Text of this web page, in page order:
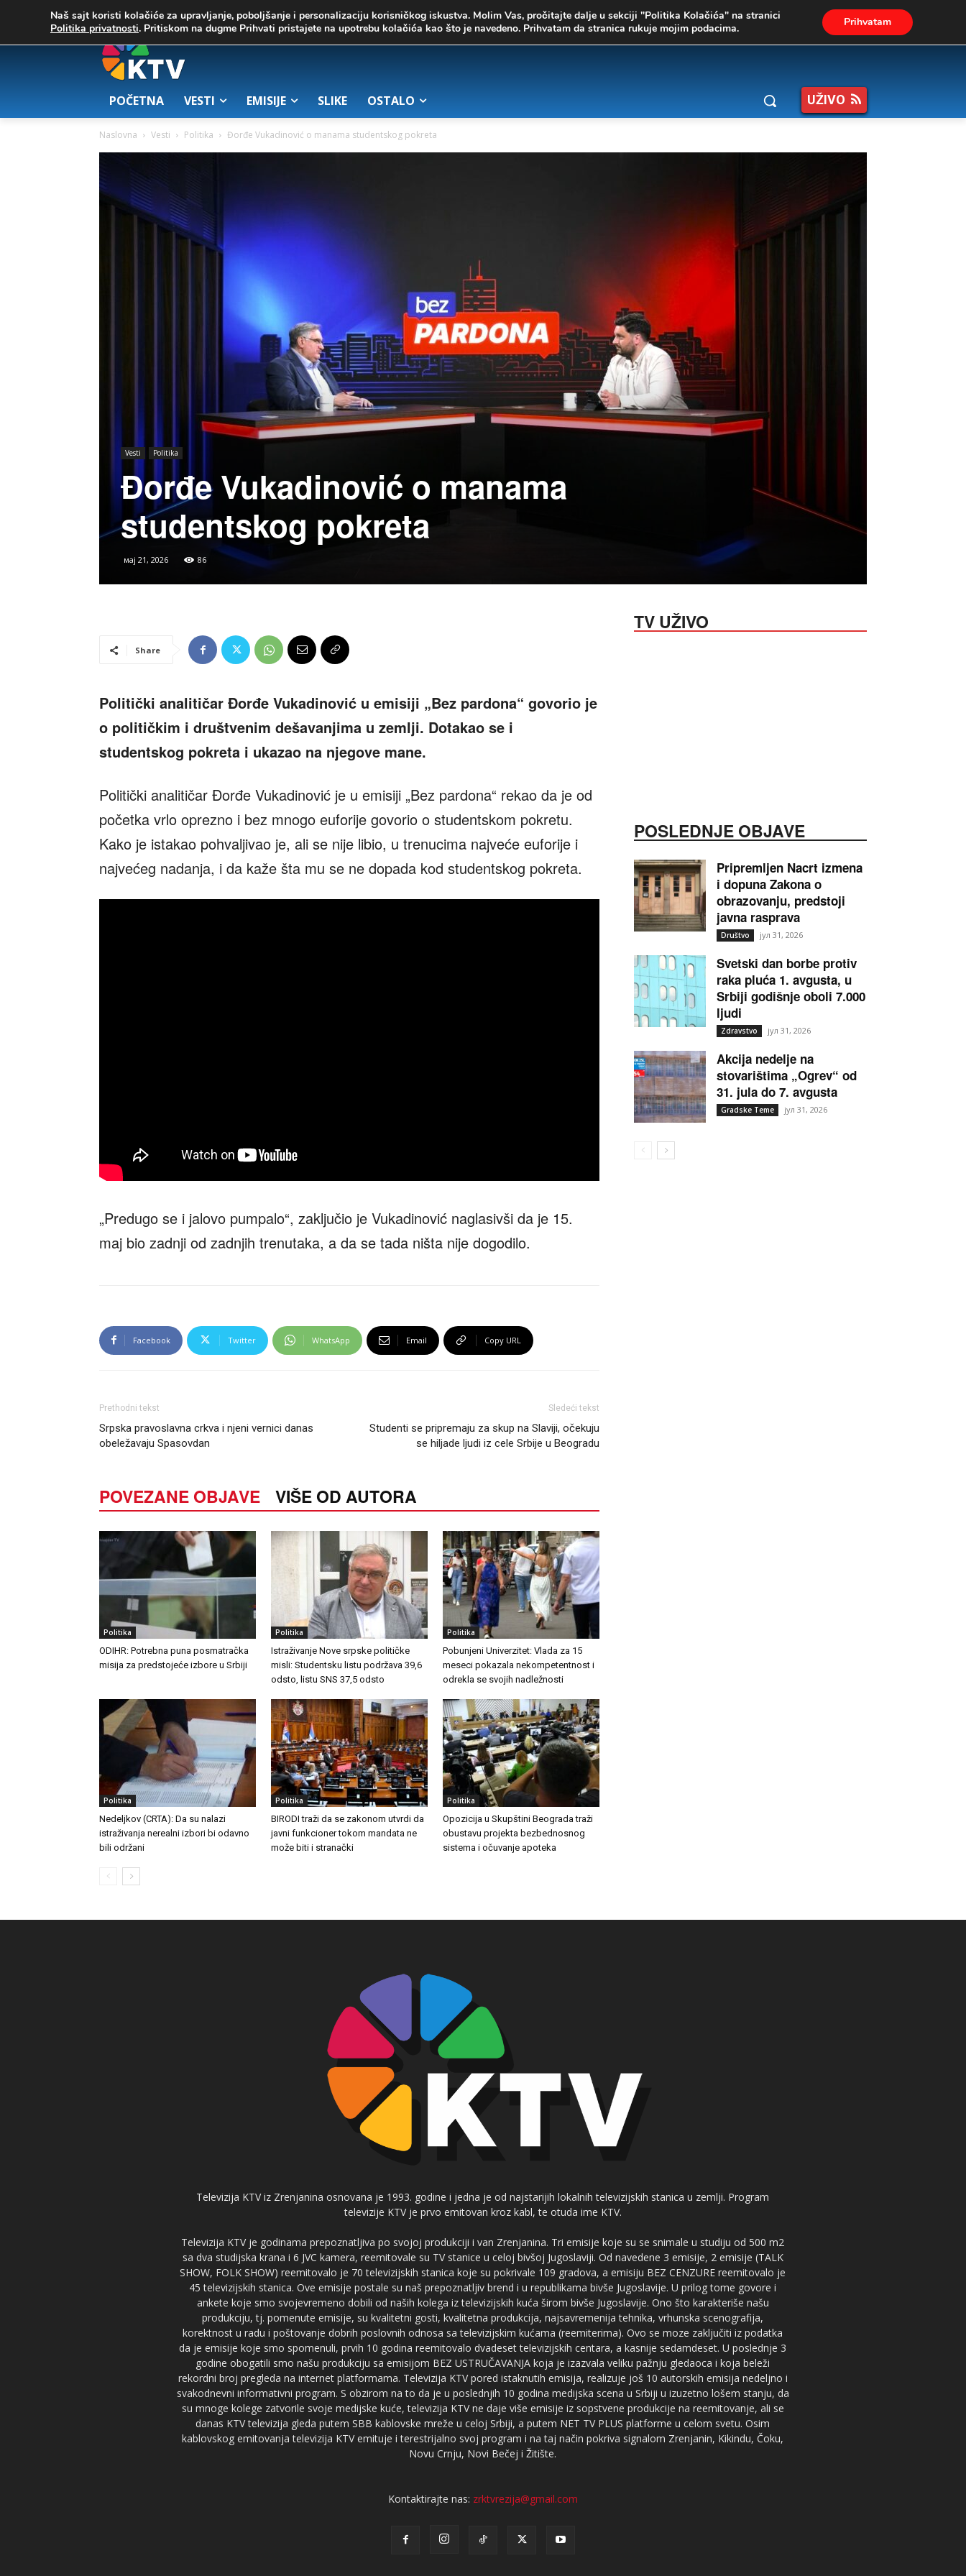
20.8 Zrenjanin 03. август 2026.
POČETNA VESTI EMISIJE SLIKE OSTALO UŽIVO
Naslovna Vesti Politika Đorđe Vukadinović o manama studentskog pokreta
Vesti Politika
Đorđe Vukadinović o manama
studentskog pokreta
мај 21, 2026 86
Share
Politički analitičar Đorđe Vukadinović u emisiji „Bez pardona“ govorio je
o političkim i društvenim dešavanjima u zemlji. Dotakao se i
studentskog pokreta i ukazao na njegove mane.
Politički analitičar Đorđe Vukadinović je u emisiji „Bez pardona“ rekao da je od
početka vrlo oprezno i bez mnogo euforije govorio o studentskom pokretu.
Kako je istakao pohvaljivao je, ali se nije libio, u trenucima najveće euforije i
najvećeg nadanja, i da kaže šta mu se ne dopada kod studentskog pokreta.
„Predugo se i jalovo pumpalo“, zaključio je Vukadinović naglasivši da je 15.
maj bio zadnji od zadnjih trenutaka, a da se tada ništa nije dogodilo.
Facebook Twitter WhatsApp Email Copy URL
Prethodni tekst
Srpska pravoslavna crkva i njeni vernici danas
obeležavaju Spasovdan
Sledeći tekst
Studenti se pripremaju za skup na Slaviji, očekuju
se hiljade ljudi iz cele Srbije u Beogradu
POVEZANE OBJAVE VIŠE OD AUTORA
Politika
ODIHR: Potrebna puna posmatračka
misija za predstojeće izbore u Srbiji
Politika
Istraživanje Nove srpske političke
misli: Studentsku listu podržava 39,6
odsto, listu SNS 37,5 odsto
Politika
Pobunjeni Univerzitet: Vlada za 15
meseci pokazala nekompetentnost i
odrekla se svojih nadležnosti
Politika
Nedeljkov (CRTA): Da su nalazi
istraživanja nerealni izbori bi odavno
bili održani
Politika
BIRODI traži da se zakonom utvrdi da
javni funkcioner tokom mandata ne
može biti i stranački
Politika
Opozicija u Skupštini Beograda traži
obustavu projekta bezbednosnog
sistema i očuvanje apoteka
TV UŽIVO
POSLEDNJE OBJAVE
Pripremljen Nacrt izmena
i dopuna Zakona o
obrazovanju, predstoji
javna rasprava
Društvo јул 31, 2026
Svetski dan borbe protiv
raka pluća 1. avgusta, u
Srbiji godišnje oboli 7.000
ljudi
Zdravstvo јул 31, 2026
Akcija nedelje na
stovarištima „Ogrev“ od
31. jula do 7. avgusta
Gradske Teme јул 31, 2026
Televizija KTV iz Zrenjanina osnovana je 1993. godine i jedna je od najstarijih lokalnih televizijskih stanica u zemlji. Program
televizije KTV je prvo emitovan kroz kabl, te otuda ime KTV.
Televizija KTV je godinama prepoznatljiva po svojoj produkciji i van Zrenjanina. Tri emisije koje su se snimale u studiju od 500 m2
sa dva studijska krana i 6 JVC kamera, reemitovale su TV stanice u celoj bivšoj Jugoslaviji. Od navedene 3 emisije, 2 emisije (TALK
SHOW, FOLK SHOW) reemitovalo je 70 televizijskih stanica koje su pokrivale 109 gradova, a emisiju BEZ CENZURE reemitovalo je
45 televizijskih stanica. Ove emisije postale su naš prepoznatljiv brend i u republikama bivše Jugoslavije. U prilog tome govore i
ankete koje smo svojevremeno dobili od naših kolega iz televizijskih kuća širom bivše Jugoslavije. Ono što karakteriše našu
produkciju, tj. pomenute emisije, su kvalitetni gosti, kvalitetna produkcija, najsavremenija tehnika, vrhunska scenografija,
korektnost u radu i poštovanje dobrih poslovnih odnosa sa televizijskim kućama (reemiterima). Ovo se moze zaključiti iz podatka
da je emisije koje smo spomenuli, prvih 10 godina reemitovalo dvadeset televizijskih centara, a kasnije sedamdeset. U poslednje 3
godine obogatili smo našu produkciju sa emisijom BEZ USTRUČAVANJA koja je izazvala veliku pažnju gledaoca i koja beleži
rekordni broj pregleda na internet platformama. Televizija KTV pored istaknutih emisija, realizuje još 10 autorskih emisija nedeljno i
svakodnevni informativni program. S obzirom na to da je u poslednjih 10 godina medijska scena u Srbiji u izuzetno lošem stanju, da
su mnoge kolege zatvorile svoje medijske kuće, televizija KTV ne daje više emisije iz sopstvene produkcije na reemitovanje, ali se
danas KTV televizija gleda putem SBB kablovske mreže u celoj Srbiji, a putem NET TV PLUS platforme u celom svetu. Osim
kablovskog emitovanja televizija KTV emituje i terestrijalno svoj program i na taj način pokriva signalom Zrenjanin, Kikindu, Čoku,
Novu Crnju, Novi Bečej i Žitište.
Kontaktirajte nas: zrktvrezija@gmail.com
Naš sajt koristi kolačiće za upravljanje, poboljšanje i personalizaciju korisničkog iskustva. Molim Vas, pročitajte dalje u sekciji "Politika Kolačića" na stranici
Politika privatnosti. Pritiskom na dugme Prihvati pristajete na upotrebu kolačića kao što je navedeno. Prihvatam da stranica rukuje mojim podacima. Prihvatam